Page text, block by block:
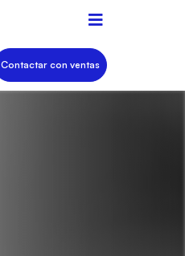
Contactar con ventas